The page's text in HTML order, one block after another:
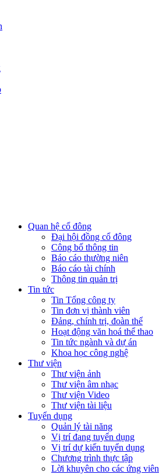
Quan hệ cổ đông
Đại hội đồng cổ đông
Công bố thông tin
Báo cáo thường niên
Báo cáo tài chính
Thông tin quản trị
Tin tức
Tin Tổng công ty
Tin đơn vị thành viên
Đảng, chính trị, đoàn thể
Hoạt động văn hoá thể thao
Tin tức ngành và dự án
Khoa học công nghệ
Thư viện
Thư viện ảnh
Thư viện âm nhạc
Thư viện Video
Thư viện tài liệu
Tuyển dụng
Quản lý tài năng
Vị trí đang tuyển dụng
Vị trí dự kiến tuyển dụng
Chương trình thực tập
Lời khuyên cho các ứng viên